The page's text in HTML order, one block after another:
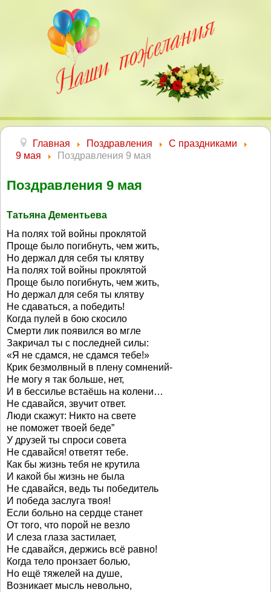
Главная Поздравления
С праздниками
9 мая
Поздравления 9 мая
Поздравления 9 мая
Татьяна Дементьева
На полях той войны проклятой
Проще было погибнуть, чем жить,
Но держал для себя ты клятву
На полях той войны проклятой
Проще было погибнуть, чем жить,
Но держал для себя ты клятву
Не сдаваться, а победить!
Когда пулей в бою скосило
Смерти лик появился во мгле
Закричал ты с последней силы:
«Я не сдамся, не сдамся тебе!»
Крик безмолвный в плену сомнений-
Не могу я так больше, нет,
И в бессилье встаёшь на колени…
Не сдавайся, звучит ответ.
Люди скажут: Никто на свете
не поможет твоей беде”
У друзей ты спроси совета
Не сдавайся! ответят тебе.
Как бы жизнь тебя не крутила
И какой бы жизнь не была
Не сдавайся, ведь ты победитель
И победа заслуга твоя!
Если больно на сердце станет
От того, что порой не везло
И слеза глаза застилает,
Не сдавайся, держись всё равно!
Когда тело пронзает болью,
Но ещё тяжелей на душе,
Возникает мысль невольно,